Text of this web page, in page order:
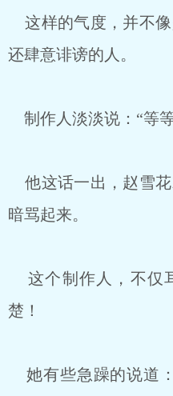
这样的气度，并不
还肆意诽谤的人。
制作人淡淡说：“等
他这话一出，赵雪
暗骂起来。
这个制作人，不仅
楚！
她有些急躁的说道